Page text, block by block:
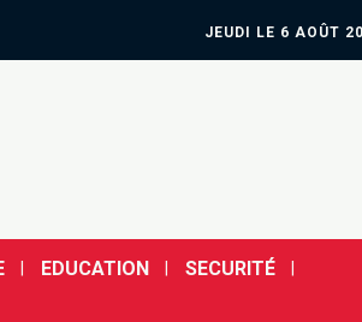
JEUDI LE 6 AOÛT
EDUCATION SECURITÉ